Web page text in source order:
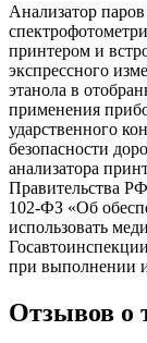
Анализатор
принтером и
экспрессного
этанола в
применения
ударственного
безопасности
анализатора
Правительства
102-ФЗ «Об
использовать
при выполнении
Отзывов о